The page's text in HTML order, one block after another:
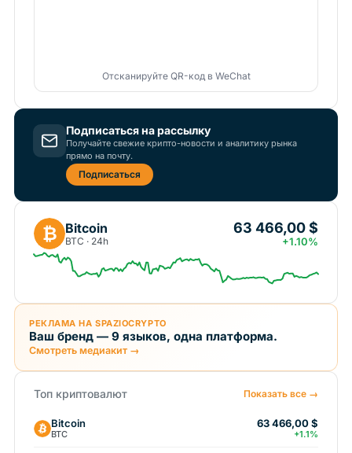
Отсканируйте QR-код в WeChat
Подписаться на рассылку
Получайте свежие крипто-новости и аналитику рынка
прямо на почту.
Подписаться
₿ Bitcoin
BTC · 24h
63 466,00 $
+1.10%
РЕКЛАМА НА SPAZIOCRYPTO
Ваш бренд — 9 языков, одна платформа.
Смотреть медиакит →
Топ криптовалют Показать все →
Bitcoin
BTC
63 466,00 $
+1.1%